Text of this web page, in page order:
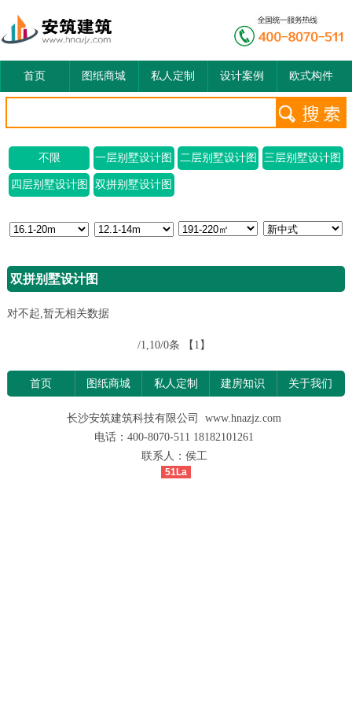
首页 图纸商城 私人定制 设计案例 欧式构件
不限 一层别墅设计图 二层别墅设计图 三层别墅设计图
四层别墅设计图 双拼别墅设计图
双拼别墅设计图
对不起,暂无相关数据
/1,10/0条 【1】
首页 图纸商城 私人定制 建房知识 关于我们
长沙安筑建筑科技有限公司 www.hnazjz.com
电话：400-8070-511 18182101261
联系人：侯工
51La